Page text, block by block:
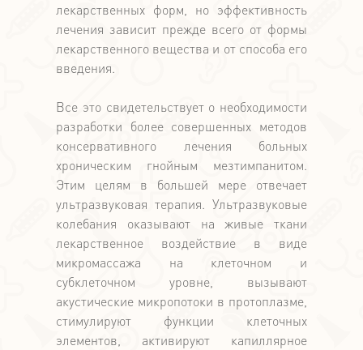
лекарственных форм, но эффективность
лечения зависит прежде всего от формы
лекарственного вещества и от способа его
введения.
Все это свидетельствует о необходимости
разработки более совершенных методов
консервативного лечения больных
хроническим гнойным мезтимпанитом.
Этим целям в большей мере отвечает
ультразвуковая терапия. Ультразвуковые
колебания оказывают на живые ткани
лекарственное воздействие в виде
микромассажа на клеточном и
субклеточном уровне, вызывают
акустические микропотоки в протоплазме,
стимулируют функции клеточных
элементов, активируют капиллярное